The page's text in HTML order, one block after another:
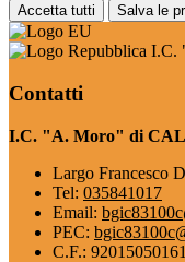
Accetta tutti Salva le
I.C.
Contatti
I.C. "A. Moro" di
Largo Francesco
Tel: 035841017
Email:
PEC:
C.F.: 92015050161